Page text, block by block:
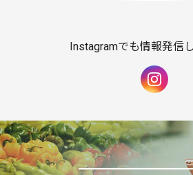
Instagramでも情報発信